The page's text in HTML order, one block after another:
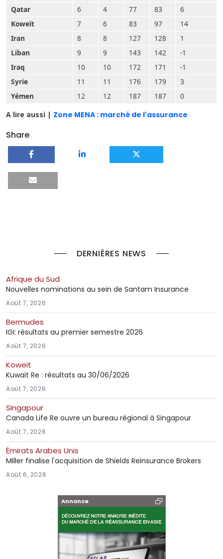
Qatar
6 4 77 83
6
Koweït
7 6 83 97
14
Iran
8 8 127 128
1
Liban
9 9 143 142
-1
Iraq
10 10 172 171
-1
Syrie
11 11 176 179
3
Yémen
12 12 187 187
0
A lire aussi | Zone MENA : marché de l'assurance
Share
DERNIÈRES NEWS
Afrique du Sud
Nouvelles nominations au sein de Santam Insurance
Août 7, 2026
Bermudes
IGI: résultats au premier semestre 2026
Août 7, 2026
Koweit
Kuwait Re : résultats au 30/06/2026
Août 7, 2026
Singapour
Canada Life Re ouvre un bureau régional à Singapour
Août 7, 2026
Émirats Arabes Unis
Miller finalise l'acquisition de Shields Reinsurance Brokers
Août 6, 2026
Annonce